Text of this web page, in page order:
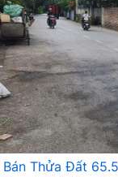
Bán Thửa Đất